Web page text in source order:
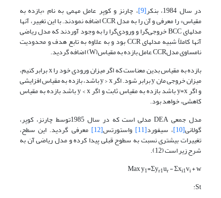
در سال 1984، بنکر
[9] ، چارنز و کوپر عامل مهمی به نام «بازده به
مقیاس» را معرفی و آن را به مدل CCR اضافه نمودند. با این تغییر، آنها
مدلهای BCC خروجی‌گرا و ورودی‌گرا را به وجود آوردند که مدل ریاضی
آنها کاملاً شبیه مدلهای CCR بود و به علاوه به تابع هدف و محدودیت
نامساوی مدلCCR عامل بازده به مقیاس(W) اضافه گردید.
بازده به مقیاس بدین معناست که اگر میزان ورودی خود را x برابر کنیم،
میزان خروجی مان y برابر شود. اگر y > x باشد، بازده به مقیاس افزایشی
و اگر y=x باشد بازده به مقیاس ثابت و اگر y < x باشد بازده به مقیاس
کاهشی، خواهد بود.
مدل جمعی DEA مدلی است که در سال 1985توسط چارنز، کوپر،
گولانی[10] ، سیفورد[11] واستورتس[12] معرفی گردید. این سطح،
تغییرات بیشتری نسبت به سطوح قبلی پیدا کرده و مدل ریاضی آن به
شرح زیر است (12).
Max y1=Σyr1ur- Σxi1vi+ w
St: